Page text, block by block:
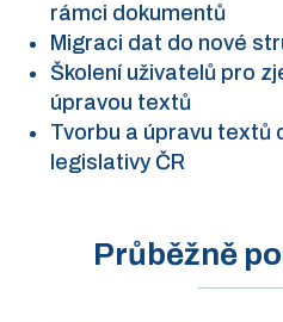
rámci dokumentů
Migraci dat do nové
Školení uživatelů pro
úpravou textů
Tvorbu a úpravu textů
legislativy ČR
Průběžně